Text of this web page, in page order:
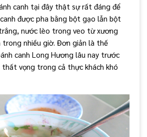
canh tại đây thật sự rất đáng để
được pha bằng bột gạo lẫn bột
nước lèo trong veo từ xương
trong nhiều giờ. Đơn giản là thế
canh Long Hương lâu nay trước
vọng trong cả thực khách khó